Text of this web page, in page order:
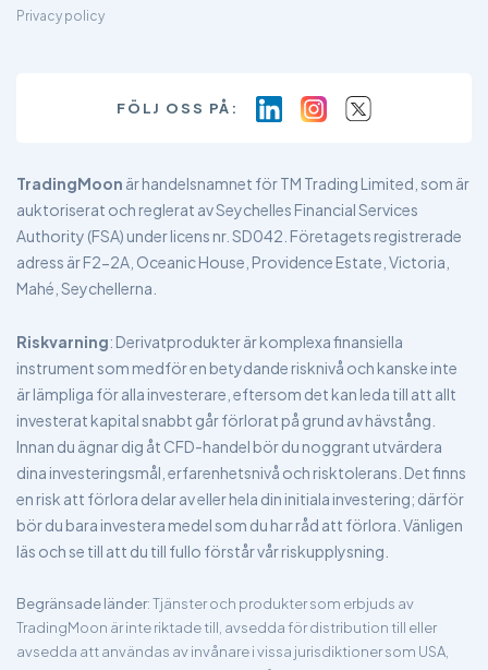
Privacy policy
FÖLJ OSS PÅ:
TradingMoon är handelsnamnet för TM Trading Limited, som är
auktoriserat och reglerat av Seychelles Financial Services
Authority (FSA) under licens nr. SD042. Företagets registrerade
adress är F2-2A, Oceanic House, Providence Estate, Victoria,
Mahé, Seychellerna.
Riskvarning: Derivatprodukter är komplexa finansiella
instrument som medför en betydande risknivå och kanske inte
är lämpliga för alla investerare, eftersom det kan leda till att allt
investerat kapital snabbt går förlorat på grund av hävstång.
Innan du ägnar dig åt CFD-handel bör du noggrant utvärdera
dina investeringsmål, erfarenhetsnivå och risktolerans. Det finns
en risk att förlora delar av eller hela din initiala investering; därför
bör du bara investera medel som du har råd att förlora. Vänligen
läs och se till att du till fullo förstår vår riskupplysning.
Begränsade länder: Tjänster och produkter som erbjuds av
TradingMoon är inte riktade till, avsedda för distribution till eller
avsedda att användas av invånare i vissa jurisdiktioner som USA,